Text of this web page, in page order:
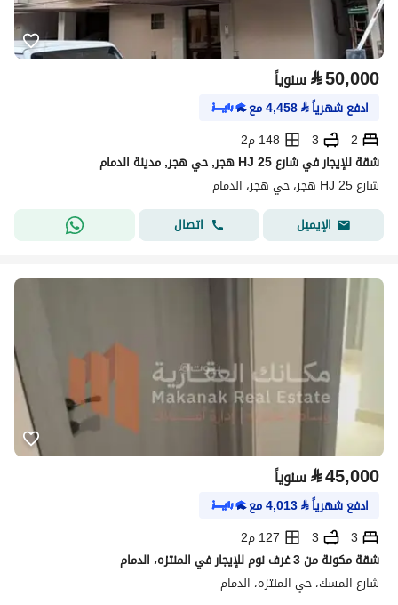
⃁50,000 سنوياً
ادفع شهرياً⃁
4,458مع
2
3
148 م2
شقة للإيجار في شارع HJ 25 هجر, حي هجر, مدينة الدمام
شارع HJ 25 هجر، حي هجر، الدمام
الإيميل
اتصال
⃁45,000 سنوياً
ادفع شهرياً⃁
4,013مع
3
3
127 م2
شقة مكونة من 3 غرف نوم للإيجار في المنتزه، الدمام
شارع المسك، حي المنتزه، الدمام